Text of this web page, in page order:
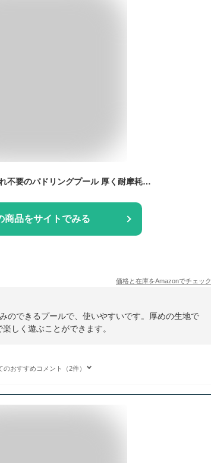
プール 折畳み 空気入れ不要のパドリングプール 厚く耐摩耗性の折りたたみプール 家庭用屋外 耐荷重 持ち運び便利 収納便利 暑さ対策 子供 大人 海水浴 庭 室内用 室外用 (A,400cm)
商品をサイトでみる
価格と在庫をAmazonでチェック
のできるプールで、使いやすいです。厚めの生地で
しく遊ぶことができます。
のおすすめコメント（2件）